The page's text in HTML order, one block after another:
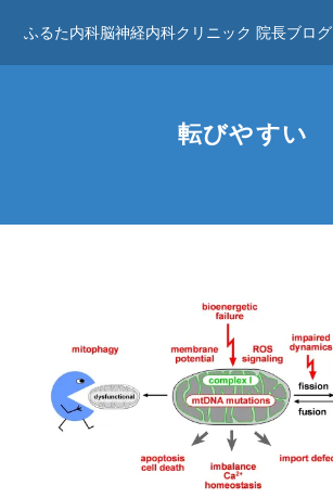
ふるた内科脳神経内科クリニック 院長ブログ
転びやすい